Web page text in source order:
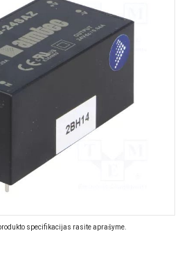
specifikacijas rasite aprašyme.